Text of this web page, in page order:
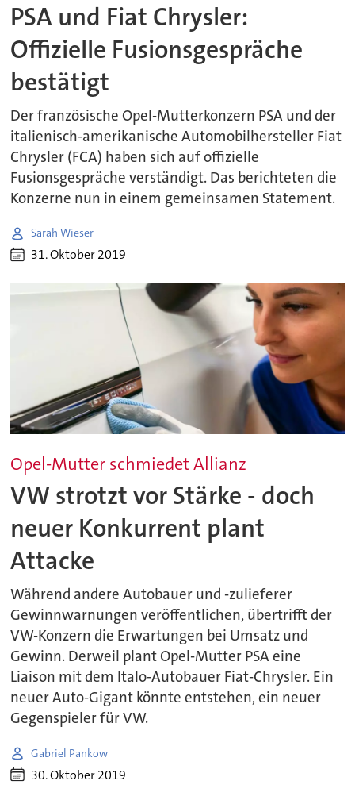
PSA und Fiat Chrysler:
Offizielle Fusionsgespräche
bestätigt
Der französische Opel-Mutterkonzern PSA und der
italienisch-amerikanische Automobilhersteller Fiat
Chrysler (FCA) haben sich auf offizielle
Fusionsgespräche verständigt. Das berichteten die
Konzerne nun in einem gemeinsamen Statement.
Sarah Wieser
31. Oktober 2019
Opel-Mutter schmiedet Allianz
VW strotzt vor Stärke - doch
neuer Konkurrent plant
Attacke
Während andere Autobauer und -zulieferer
Gewinnwarnungen veröffentlichen, übertrifft der
VW-Konzern die Erwartungen bei Umsatz und
Gewinn. Derweil plant Opel-Mutter PSA eine
Liaison mit dem Italo-Autobauer Fiat-Chrysler. Ein
neuer Auto-Gigant könnte entstehen, ein neuer
Gegenspieler für VW.
Gabriel Pankow
30. Oktober 2019